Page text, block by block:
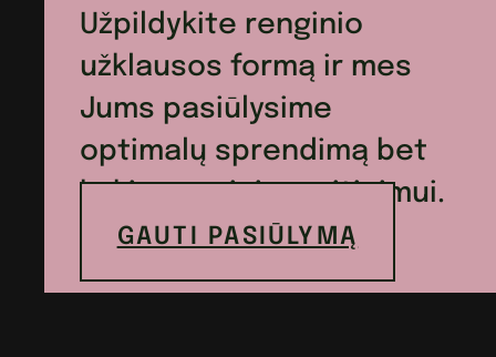
Užpildykite renginio
užklausos formą ir mes
Jums pasiūlysime
optimalų sprendimą bet
kokio renginio maitinimui.
GAUTI PASIŪLYMĄ